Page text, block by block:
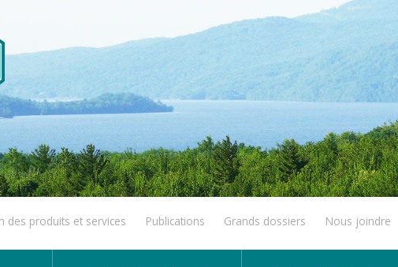
des produits et services Publications Grands dossiers Nous joindre